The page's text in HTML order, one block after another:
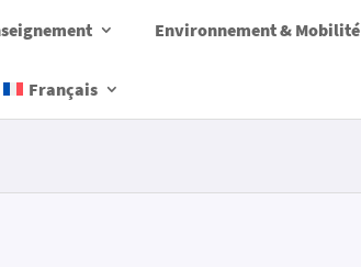
Environnement & Mobilité
Français